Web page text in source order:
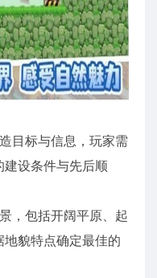
目标与信息，玩家需
设条件与先后顺
，包括开阔平原、起
貌特点确定最佳的